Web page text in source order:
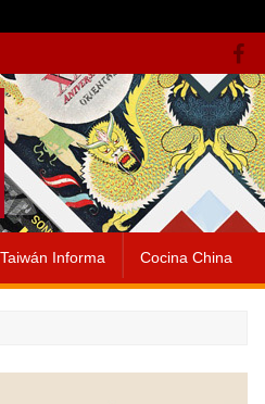
Taiwán Informa Cocina China